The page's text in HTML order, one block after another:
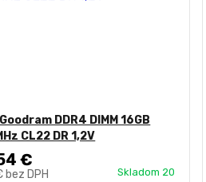
Goodram DDR4 DIMM 16GB
CL22 DR 1,2V
€
bez DPH Skladom 20